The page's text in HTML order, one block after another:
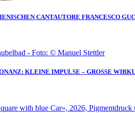
CANTAUTORE FRANCESCO
KLEINE IMPULSE – GROSSE